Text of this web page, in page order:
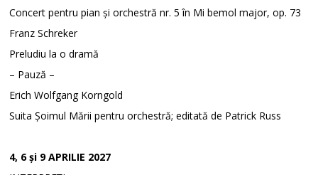
Concert pentru pian și orchestră nr. 5 în Mi bemol major, op. 73
Franz Schreker
Preludiu la o dramă
– Pauză –
Erich Wolfgang Korngold
Suita Șoimul Mării pentru orchestră; editată de Patrick Russ
4, 6 și 9 APRILIE 2027